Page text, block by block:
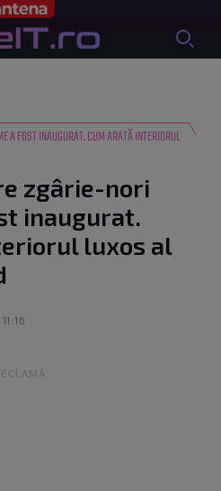
A FOST INAUGURAT. CUM ARATĂ INTERIORUL
zgârie-nori
inaugurat.
luxos al